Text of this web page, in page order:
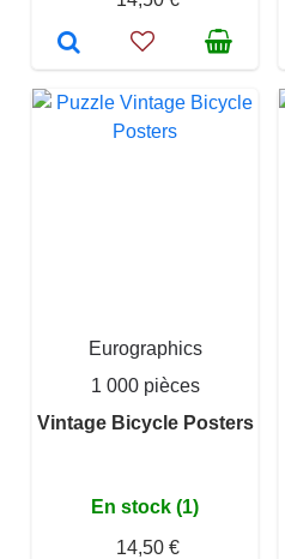
Eurographics
1 000 pièces
Vintage Bicycle Posters
En stock (1)
14,50 €